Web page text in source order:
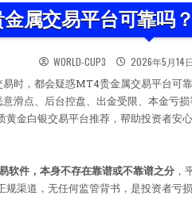
金属交易平台可靠吗
WORLD-CUP3 2026年5月14日
时，都会疑惑MT4贵金属交易平台
滑点、后台控盘、出金受限、本金亏
金白银交易平台推荐，帮助投资者安心
软件，本身不存在靠谱或不靠谱之分 ，
渠道，无任何监管背书，是投资者亏损